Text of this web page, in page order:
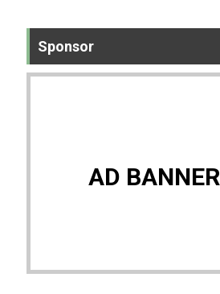
Sponsor
AD BANNER